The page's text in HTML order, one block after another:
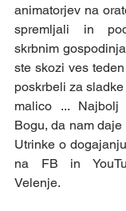
animatorjev na
spremljali in
skrbnim
ste skozi ves
poskrbeli za
malico ... Najbolj
Bogu, da nam
Utrinke o
na FB in
Velenje.